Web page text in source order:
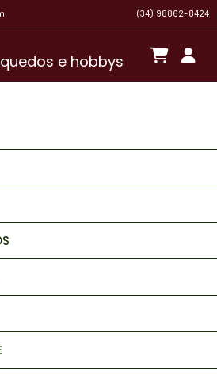
(34) 98862-8424
e hobbys